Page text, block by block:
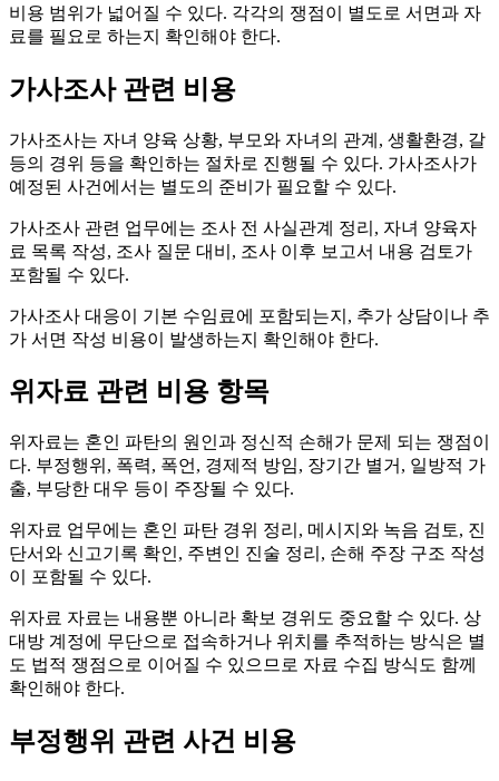
비용 범위가 넓어질 수 있다. 각각의 쟁점이 별도로 서면과 자
료를 필요로 하는지 확인해야 한다.
가사조사 관련 비용
가사조사는 자녀 양육 상황, 부모와 자녀의 관계, 생활환경, 갈
등의 경위 등을 확인하는 절차로 진행될 수 있다. 가사조사가
예정된 사건에서는 별도의 준비가 필요할 수 있다.
가사조사 관련 업무에는 조사 전 사실관계 정리, 자녀 양육자
료 목록 작성, 조사 질문 대비, 조사 이후 보고서 내용 검토가
포함될 수 있다.
가사조사 대응이 기본 수임료에 포함되는지, 추가 상담이나 추
가 서면 작성 비용이 발생하는지 확인해야 한다.
위자료 관련 비용 항목
위자료는 혼인 파탄의 원인과 정신적 손해가 문제 되는 쟁점이
다. 부정행위, 폭력, 폭언, 경제적 방임, 장기간 별거, 일방적 가
출, 부당한 대우 등이 주장될 수 있다.
위자료 업무에는 혼인 파탄 경위 정리, 메시지와 녹음 검토, 진
단서와 신고기록 확인, 주변인 진술 정리, 손해 주장 구조 작성
이 포함될 수 있다.
위자료 자료는 내용뿐 아니라 확보 경위도 중요할 수 있다. 상
대방 계정에 무단으로 접속하거나 위치를 추적하는 방식은 별
도 법적 쟁점으로 이어질 수 있으므로 자료 수집 방식도 함께
확인해야 한다.
부정행위 관련 사건 비용